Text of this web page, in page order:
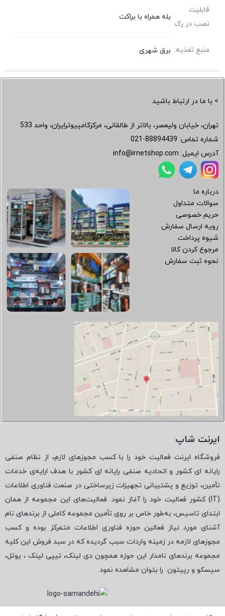
قابلیت
نصب در رک:
بله همراه با براکت
منبع تغذیه: برق شهری
> با ما در ارتباط باشید
تهران، خیابان ولیعصر، بالاتر از طالقانی، مرکزکامپیوترایران، واحد 533
شماره تماس: 021-88894439
آدرس ایمیل: info@irnetshop.com
درباره ما
سوالات متداول
حریم خصوصی
رویه ارسال سفارش
شیوه پرداخت
مرجوع کردن کالا
نحوه ثبت سفارش
ایرنت شاپ
فروشگاه ایرنت فعالیت خود را با کسب مجوزهای لازم، از نظام صنفی
رایانه ای کشور و اتحادیه صنفی رایانه ای کشور با هدف ارایه‌ی خدمات
تأمین، توزیع و پشتیبانی تجهیزات زیرساختی در صنعت فناوری اطلاعات
(
IT) کشور فعالیت خود را آغاز نمود. فعالیت‌های این مجموعه از همان
ابتدای تاسیس، به‌طور خاص بر روی تأمین مجموعه کاملی از برندهای نام
آشنای مورد نیاز فعالین حوزه فناوری اطلاعات متمرکز بوده و کسب
مجوزهای لازمه در زمینه واردات سبب گردیده که در سبد فروش این کلیه
مجموعه برندهای نامدار این حوزه همچون دی لینک، تیپی لینک ، یوتل،
سیسکو و رپیتون را بتوان مشاهده نمود.